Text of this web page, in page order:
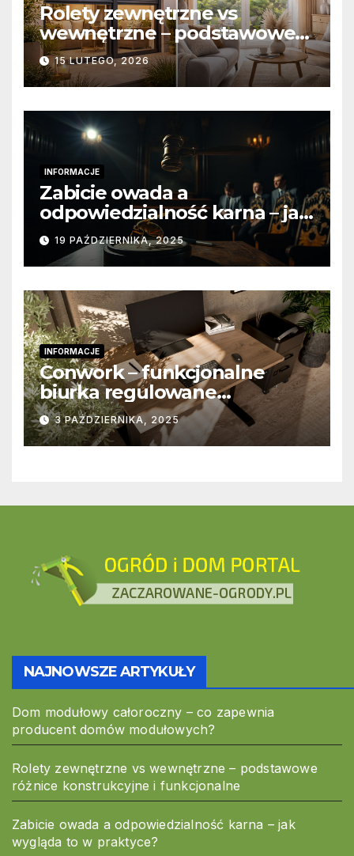
Rolety zewnętrzne vs
wewnętrzne – podstawowe
różnice konstrukcyjne i
funkcjonalne
15 LUTEGO, 2026
INFORMACJE
Zabicie owada a
odpowiedzialność karna – jak
wygląda to w praktyce?
19 PAŹDZIERNIKA, 2025
INFORMACJE
Conwork – funkcjonalne
biurka regulowane
stworzone z myślą o
nowoczesnych
przestrzeniach pracy
3 PAŹDZIERNIKA, 2025
NAJNOWSZE ARTYKUŁY
Dom modułowy całoroczny – co zapewnia
producent domów modułowych?
Rolety zewnętrzne vs wewnętrzne – podstawowe
różnice konstrukcyjne i funkcjonalne
Zabicie owada a odpowiedzialność karna – jak
wygląda to w praktyce?